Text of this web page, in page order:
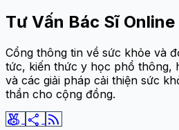
Tư Vấn Bác Sĩ Online
Cổng thông tin về sức khỏe và
tức, kiến thức y học phổ thông,
và các giải pháp cải thiện sức
thần cho cộng đồng.
social_leaderboard share rss_feed